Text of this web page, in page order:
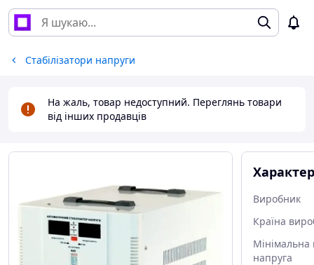
Стабілізатори напруги
На жаль, товар недоступний. Переглянь товари
від інших продавців
Виробник
Країна
Мінімальна
напруга